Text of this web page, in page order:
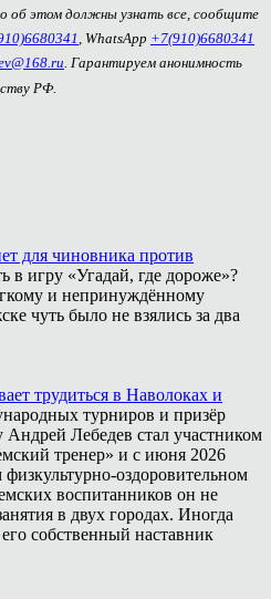
об этом должны узнать все, сообщите
, WhatsApp +7(910)6680341
. Гарантируем анонимность
РФ.
для чиновника против
в игру «Угадай, где дороже»?
и непринуждённому
чуть было не взялись за два
трудиться в Наволоках и
турниров и призёр
Лебедев стал участником
тренер» и с июня 2026
физкультурно-оздоровительном
воспитанников он не
в двух городах. Иногда
собственный наставник